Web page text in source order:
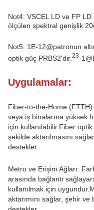
Not4: VSCEL LD ve FP
ölçülen spektral genişlik
Not5: 1E-12@patronun
optik güç PRBS2'dir. 23-
Uygulamalar:
Fiber-to-the-Home
veya iş binalarına yüksek
için kullanılabilir.Fiber
şekilde aktarılmasını
destekler.
Metro ve Erişim Ağları:
arasında bağlantı
kullanılmak için
aktarımını sağlar, şehir